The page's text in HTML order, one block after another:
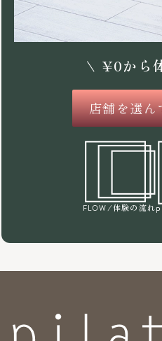
\ ¥0から
店舗を選ん
FLOW /体験の流れ